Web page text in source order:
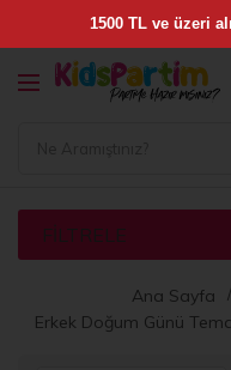
FILTRELE
Ana Sayfa
Erkek Doğum Günü